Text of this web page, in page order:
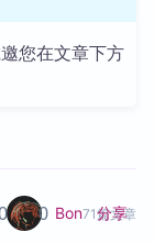
您在文章下方
Bon71篇文章
0 分享